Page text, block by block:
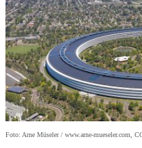
Foto: Arne Müseler / www.arne-mueseler.com,